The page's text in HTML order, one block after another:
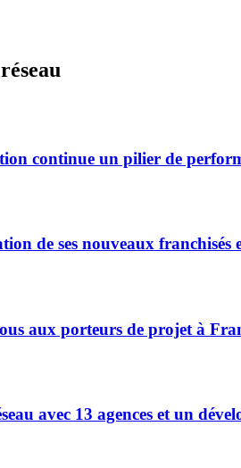
continue un pilier de
de ses nouveaux
aux porteurs de projet à
avec 13 agences et un